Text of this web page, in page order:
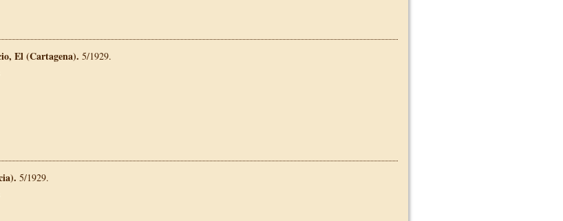
El (Cartagena). 5/1929.
5/1929.